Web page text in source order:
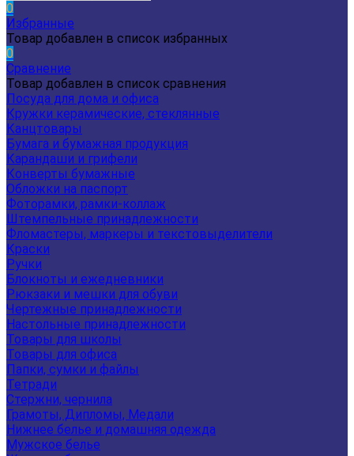
0
Избранные
Товар добавлен в список избранных
0
Сравнение
Товар добавлен в список сравнения
Посуда для дома и офиса
Кружки керамические, стеклянные
Канцтовары
Бумага и бумажная продукция
Карандаши и грифели
Конверты бумажные
Обложки на паспорт
Фоторамки, рамки-коллаж
Штемпельные принадлежности
Фломастеры, маркеры и текстовыделители
Краски
Ручки
Блокноты и ежедневники
Рюкзаки и мешки для обуви
Чертежные принадлежности
Настольные принадлежности
Товары для школы
Товары для офиса
Папки, сумки и файлы
Тетради
Стержни, чернила
Грамоты, Дипломы, Медали
Нижнее белье и домашняя одежда
Мужское белье